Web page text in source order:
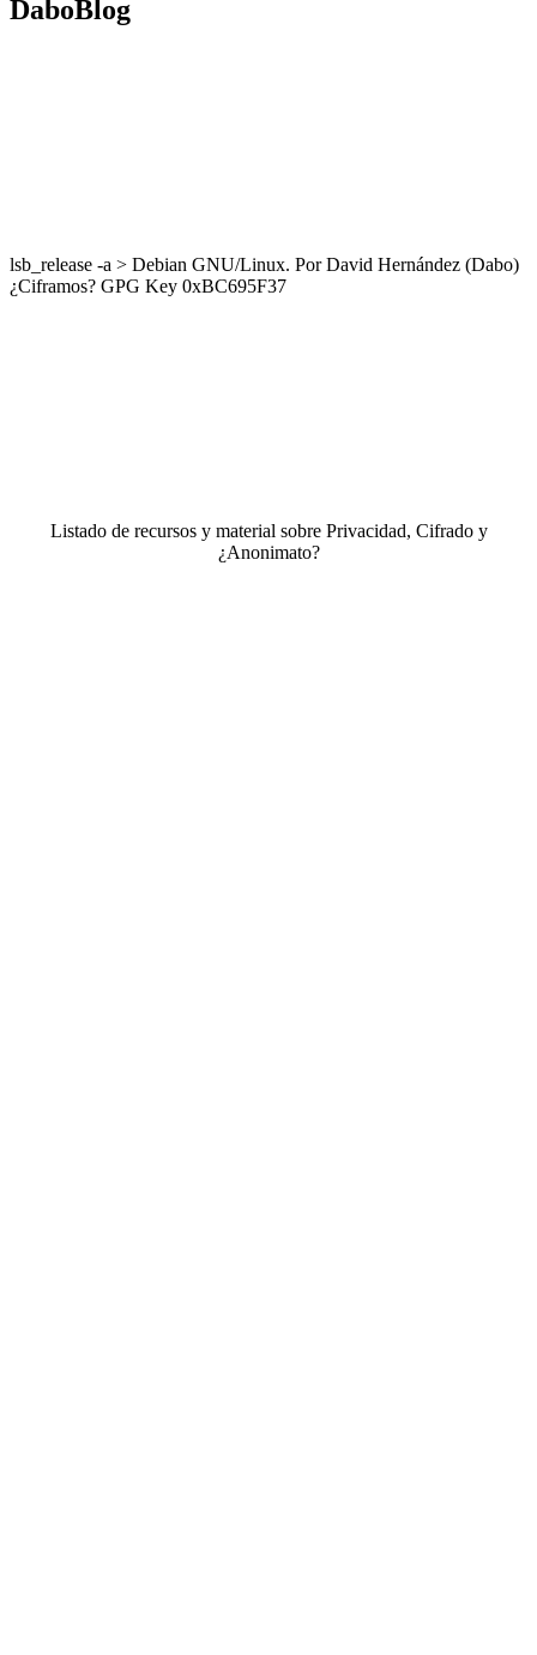
DaboBlog
lsb_release -a > Debian GNU/Linux. Por David Hernández (Dabo)
¿Ciframos? GPG Key 0xBC695F37
Listado de recursos y material sobre Privacidad, Cifrado y
¿Anonimato?